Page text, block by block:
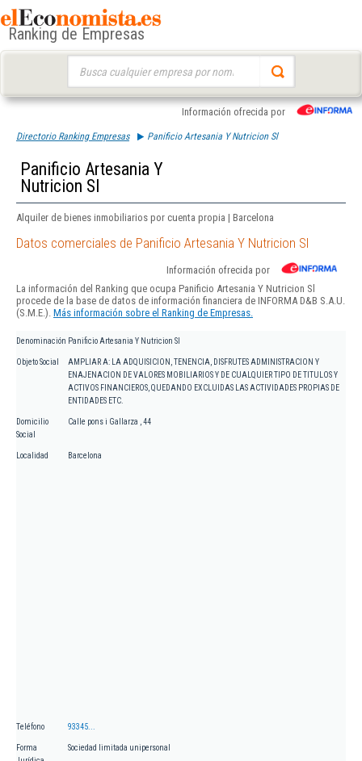
Ranking de Empresas
Información ofrecida por
Directorio Ranking Empresas Panificio Artesania Y Nutricion Sl
Panificio Artesania Y
Nutricion Sl
Alquiler de bienes inmobiliarios por cuenta propia | Barcelona
Datos comerciales de Panificio Artesania Y Nutricion Sl
Información ofrecida por
La información del Ranking que ocupa Panificio Artesania Y Nutricion Sl
procede de la base de datos de información financiera de INFORMA D&B S.A.U.
(S.M.E.). Más información sobre el Ranking de Empresas.
Denominación Panificio Artesania Y Nutricion Sl
Objeto Social
AMPLIAR A: LA ADQUISICION, TENENCIA, DISFRUTES ADMINISTRACION Y
ENAJENACION DE VALORES MOBILIARIOS Y DE CUALQUIER TIPO DE TITULOS Y
ACTIVOS FINANCIEROS, QUEDANDO EXCLUIDAS LAS ACTIVIDADES PROPIAS DE
ENTIDADES ETC.
Domicilio
Social
Calle pons i Gallarza , 44
Localidad Barcelona
Teléfono 93345...
Forma
Sociedad limitada unipersonal